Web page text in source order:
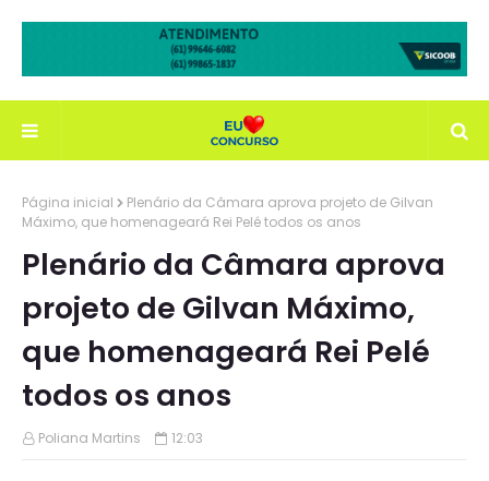
Página inicial
Plenário da Câmara aprova projeto de Gilvan
Máximo, que homenageará Rei Pelé todos os anos
Plenário da Câmara aprova
projeto de Gilvan Máximo,
que homenageará Rei Pelé
todos os anos
Poliana Martins 12:03